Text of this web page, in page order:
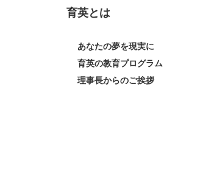
育英とは
あなたの夢を現実に
育英の教育プログラム
理事長からのご挨拶